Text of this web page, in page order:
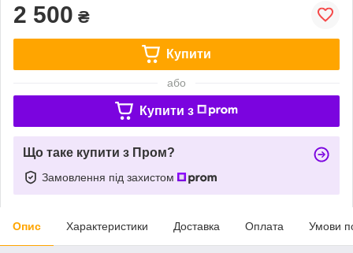
2 500 ₴
Купити
або
Купити з
Що таке купити з Пром?
Замовлення під захистом
Опис Характеристики Доставка Оплата Умови